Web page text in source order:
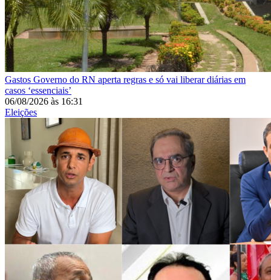
Gastos Governo do RN aperta regras e só vai liberar diárias em
casos ‘essenciais’
06/08/2026 às 16:31
Eleições